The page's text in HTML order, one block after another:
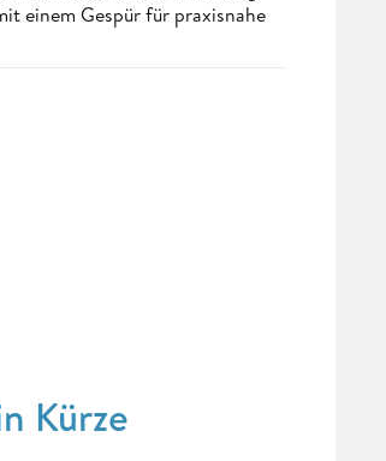
einem Gespür für praxisnahe
Kürze